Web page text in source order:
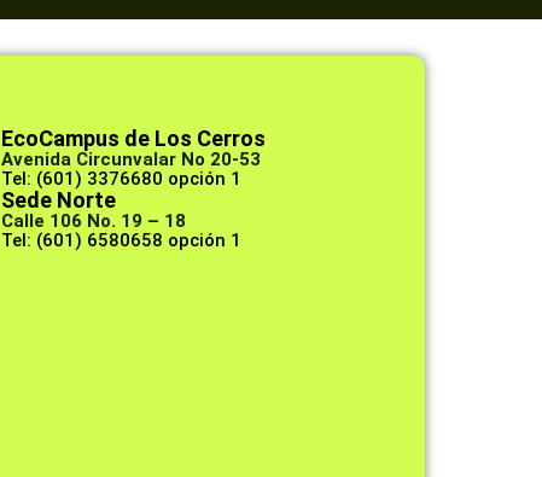
EcoCampus de Los Cerros
Avenida Circunvalar No 20-53
Tel: (601) 3376680 opción 1
Sede Norte
Calle 106 No. 19 – 18
Tel: (601) 6580658 opción 1